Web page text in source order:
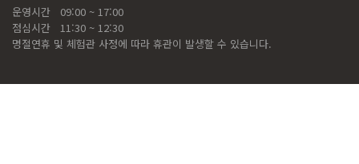
운영시간
09:00 ~ 17:00
점심시간
11:30 ~ 12:30
명절연휴 및 체험관 사정에 따라 휴관이 발생할 수 있습니다.